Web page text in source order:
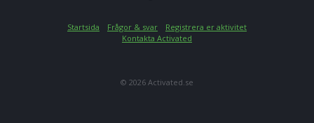
Startsida Frågor & svar
Registrera er aktivitet
Kontakta Activated
© 2026 Activated.se